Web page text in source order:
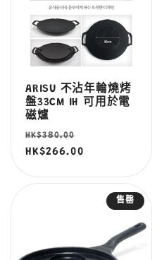
ARISU 不沾年輪燒烤
盤33CM IH 可用於電
磁爐
定
價
HK$380.00
價
HK$266.00
售罄